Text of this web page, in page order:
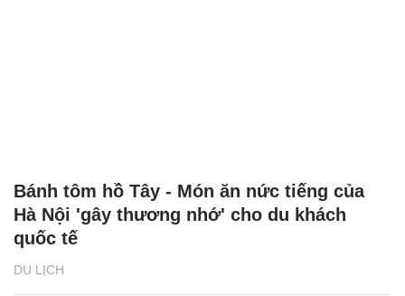
DU LỊCH
Bánh tôm hồ Tây - Món ăn nức tiếng của
Hà Nội 'gây thương nhớ' cho du khách
quốc tế